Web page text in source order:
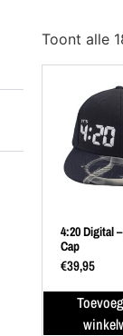
Toont alle
4:20 Digital
Cap
€39,95